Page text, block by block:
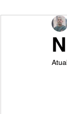
IA Para